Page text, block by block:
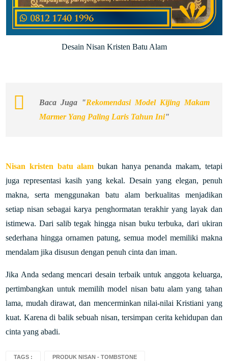
Desain Nisan Kristen Batu Alam
Baca Juga "Rekomendasi Model Kijing Makam
Marmer Yang Paling Laris Tahun Ini"
Nisan kristen batu alam bukan hanya penanda makam, tetapi
juga representasi kasih yang kekal. Desain yang elegan, penuh
makna, serta menggunakan batu alam berkualitas menjadikan
setiap nisan sebagai karya penghormatan terakhir yang layak dan
istimewa. Dari salib tegak hingga nisan buku terbuka, dari ukiran
sederhana hingga ornamen patung, semua model memiliki makna
mendalam jika disusun dengan penuh cinta dan iman.
Jika Anda sedang mencari desain terbaik untuk anggota keluarga,
pertimbangkan untuk memilih model nisan batu alam yang tahan
lama, mudah dirawat, dan mencerminkan nilai-nilai Kristiani yang
kuat. Karena di balik sebuah nisan, tersimpan cerita kehidupan dan
cinta yang abadi.
TAGS : PRODUK NISAN - TOMBSTONE